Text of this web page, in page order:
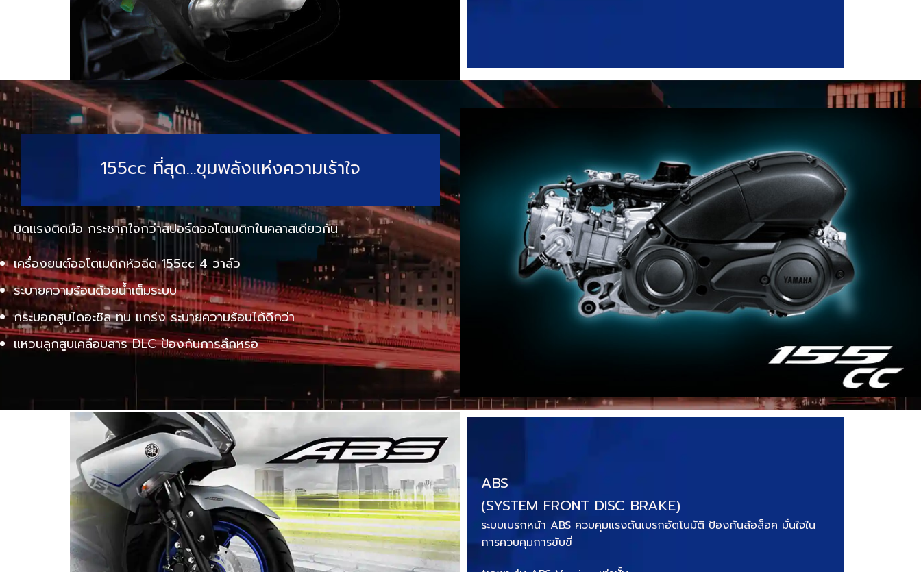
155cc ที่สุด…ขุมพลังแห่งความเร้าใจ
บิดแรงติดมือ กระชากใจกว่าสปอร์ตออโตเมติกในคลาสเดียวกัน
เครื่องยนต์ออโตเมติกหัวฉีด 155cc 4 วาล์ว
ระบายความร้อนด้วยน้ำเต็มระบบ
กระบอกสูบไดอะซิล ทน แกร่ง ระบายความร้อนได้ดีกว่า
แหวนลูกสูบเคลือบสาร DLC ป้องกันการสึกหรอ
ABS
(SYSTEM FRONT DISC BRAKE)
ระบบเบรกหน้า ABS ควบคุมแรงดันเบรกอัตโนมัติ ป้องกันล้อล็อค มั่นใจใน
การควบคุมการขับขี่